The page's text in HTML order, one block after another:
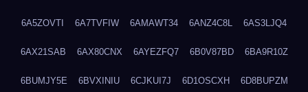
6A5ZOVTI 6A7TVFIW 6AMAWT34 6ANZ4C8L 6AS3LJQ4
6AX21SAB 6AX80CNX 6AYEZFQ7 6B0V87BD 6BA9R10Z
6BUMJY5E 6BVXINIU 6CJKUI7J 6D1OSCXH 6D8BUPZM